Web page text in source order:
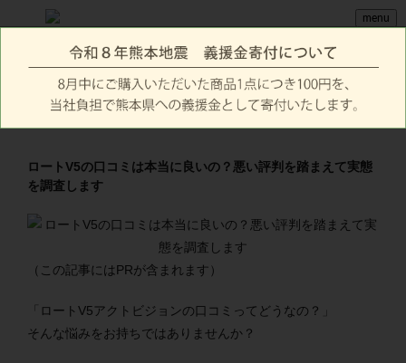
menu
ロートV5の口コミは本当に良いの？悪い評判を踏まえて実態
を調査します
（この記事にはPRが含まれます）
「ロートV5アクトビジョンの口コミってどうなの？」
そんな悩みをお持ちではありませんか？